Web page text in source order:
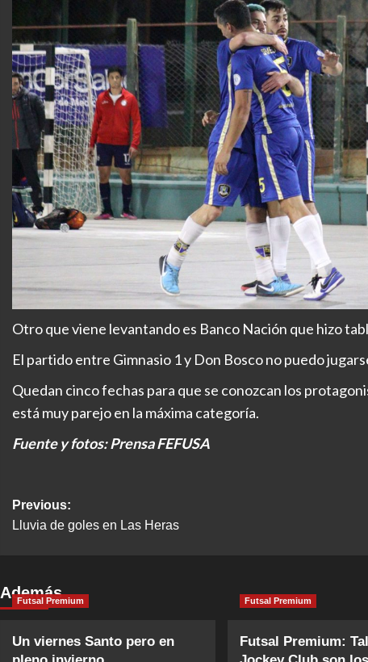
Otro que viene levantando es Banco Nación que hizo
El partido entre Gimnasio 1 y Don Bosco no puedo
Quedan cinco fechas para que se conozcan los
está muy parejo en la máxima categoría.
Fuente y fotos: Prensa FEFUSA
Post
navigation
Previous:
Lluvia de goles en Las Heras
Además
Futsal Premium
Un viernes Santo pero en
Futsal Premium
Futsal Premium: